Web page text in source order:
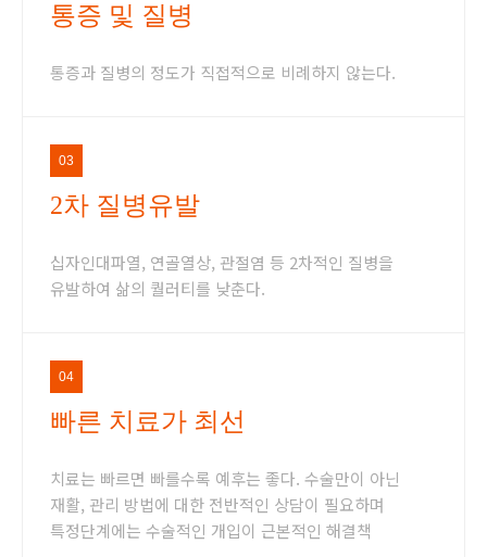
통증 및 질병
통증과 질병의 정도가 직접적으로 비례하지 않는다.
03
2차 질병유발
십자인대파열, 연골열상, 관절염 등 2차적인 질병을
유발하여 삶의 퀄러티를 낮춘다.
04
빠른 치료가 최선
치료는 빠르면 빠를수록 예후는 좋다. 수술만이 아닌
재활, 관리 방법에 대한 전반적인 상담이 필요하며
특정단계에는 수술적인 개입이 근본적인 해결책